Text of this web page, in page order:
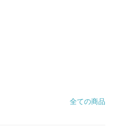
全ての商品